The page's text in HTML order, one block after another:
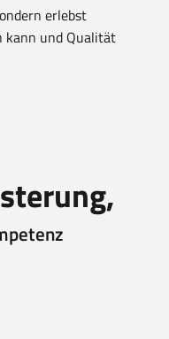
erlebst
kann und Qualität